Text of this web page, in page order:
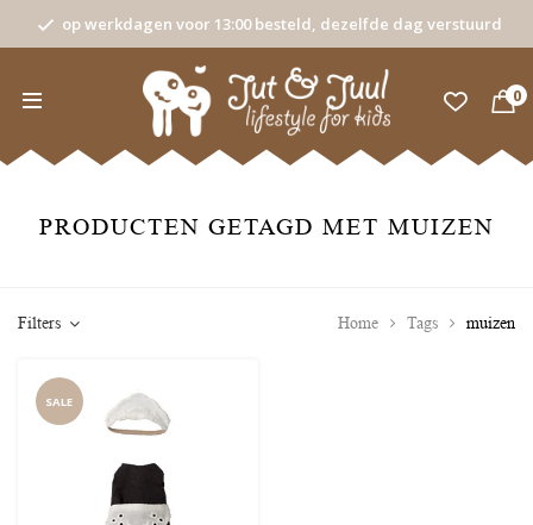
op werkdagen voor 13:00 besteld, dezelfde dag verstuurd
0
PRODUCTEN GETAGD MET MUIZEN
Filters Home Tags muizen
SALE